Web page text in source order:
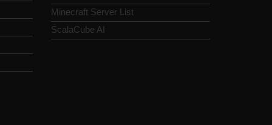
Minecraft Server List
ScalaCube AI